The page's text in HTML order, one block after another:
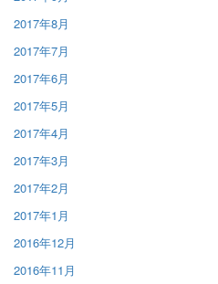
2017年8月
2017年7月
2017年6月
2017年5月
2017年4月
2017年3月
2017年2月
2017年1月
2016年12月
2016年11月